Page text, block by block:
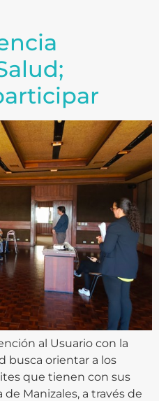
al Usuario con la
busca orientar a los
que tienen con sus
de Manizales, a través de